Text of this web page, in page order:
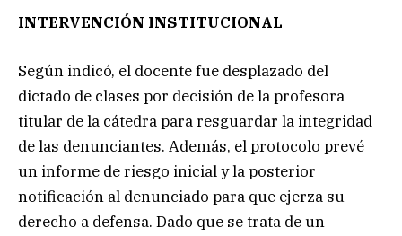
INTERVENCIÓN INSTITUCIONAL
Según indicó, el docente fue desplazado del
dictado de clases por decisión de la profesora
titular de la cátedra para resguardar la integridad
de las denunciantes. Además, el protocolo prevé
un informe de riesgo inicial y la posterior
notificación al denunciado para que ejerza su
derecho a defensa. Dado que se trata de un